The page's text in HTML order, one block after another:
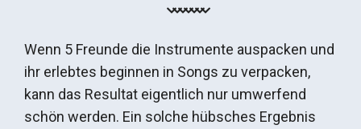
Wenn 5 Freunde die Instrumente auspacken und
ihr erlebtes beginnen in Songs zu verpacken,
kann das Resultat eigentlich nur umwerfend
schön werden. Ein solche hübsches Ergebnis